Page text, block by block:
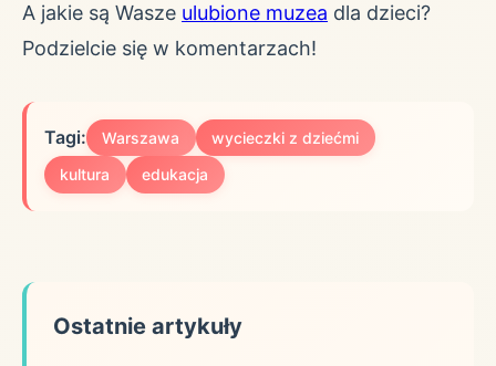
A jakie są Wasze ulubione muzea dla dzieci?
Podzielcie się w komentarzach!
Tagi: Warszawa
wycieczki z dziećmi
kultura
edukacja
Ostatnie artykuły